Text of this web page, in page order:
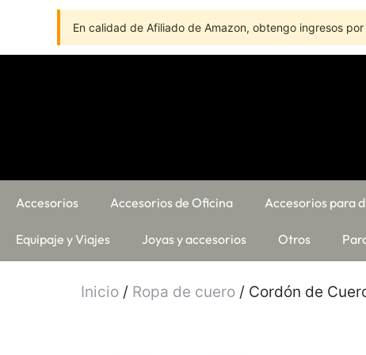
En calidad de Afiliado de Amazon, obtengo ingresos
Accesorios Accesorios de Oficina Accesorios para
Equipaje y Viajes Joyas y accesorios Otros
Inicio / Ropa de cuero / Cordón de